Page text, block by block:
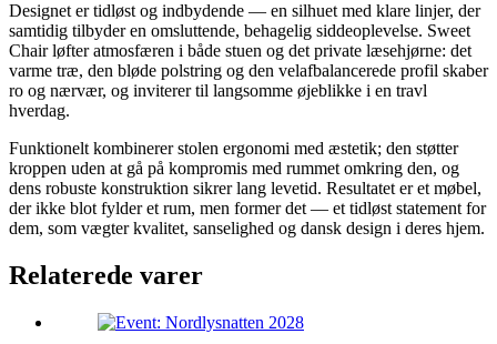
Designet er tidløst og indbydende — en silhuet med klare linjer, der
samtidig tilbyder en omsluttende, behagelig siddeoplevelse. Sweet
Chair løfter atmosfæren i både stuen og det private læsehjørne: det
varme træ, den bløde polstring og den velafbalancerede profil skaber
ro og nærvær, og inviterer til langsomme øjeblikke i en travl
hverdag.
Funktionelt kombinerer stolen ergonomi med æstetik; den støtter
kroppen uden at gå på kompromis med rummet omkring den, og
dens robuste konstruktion sikrer lang levetid. Resultatet er et møbel,
der ikke blot fylder et rum, men former det — et tidløst statement for
dem, som vægter kvalitet, sanselighed og dansk design i deres hjem.
Relaterede varer